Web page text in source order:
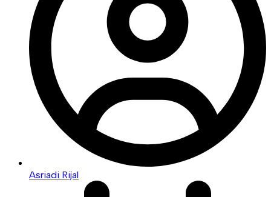
Asriadi Rijal